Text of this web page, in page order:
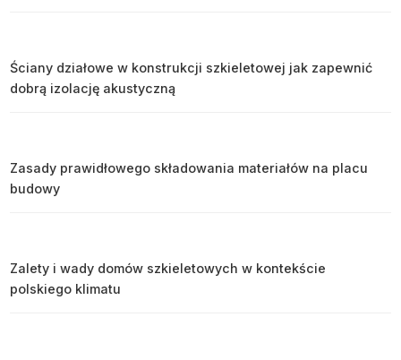
Ściany działowe w konstrukcji szkieletowej jak zapewnić
dobrą izolację akustyczną
Zasady prawidłowego składowania materiałów na placu
budowy
Zalety i wady domów szkieletowych w kontekście
polskiego klimatu